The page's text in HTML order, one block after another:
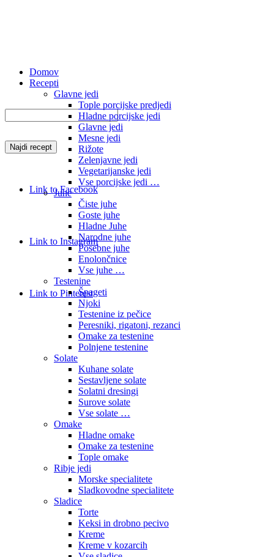
Link to Facebook
Link to Instagram
Link to Pinterest
Domov
Recepti
Glavne jedi
Tople porcijske predjedi
Hladne porcijske jedi
Glavne jedi
Mesne jedi
Rižote
Zelenjavne jedi
Vegetarijanske jedi
Vse porcijske jedi …
Juhe
Čiste juhe
Goste juhe
Hladne Juhe
Narodne juhe
Posebne juhe
Enolončnice
Vse juhe …
Testenine
Špageti
Njoki
Testenine iz pečice
Peresniki, rigatoni, rezanci
Omake za testenine
Polnjene testenine
Solate
Kuhane solate
Sestavljene solate
Solatni dresingi
Surove solate
Vse solate …
Omake
Hladne omake
Omake za testenine
Tople omake
Ribje jedi
Morske specialitete
Sladkovodne specialitete
Sladice
Torte
Keksi in drobno pecivo
Kreme
Kreme v kozarcih